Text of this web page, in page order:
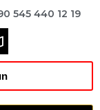
545 440 12 19